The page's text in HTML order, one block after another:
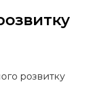
розвитку